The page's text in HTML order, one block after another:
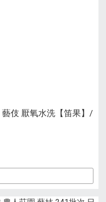
伎 厭氧水洗【笛果】/